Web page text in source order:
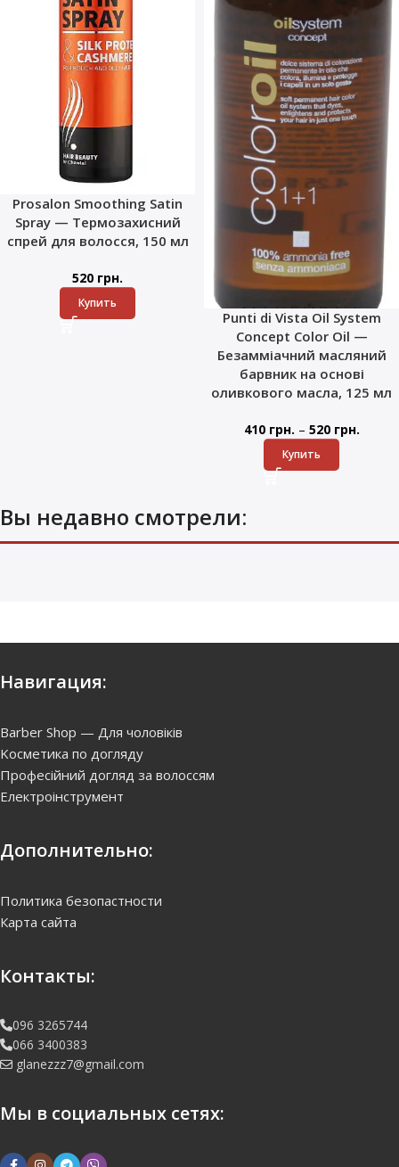
Prosalon Smoothing Satin
Spray — Термозахисний
спрей для волосся, 150 мл
520 грн.
Купить
Punti di Vista Oil System
Concept Color Oil —
Безамміачний масляний
барвник на основі
оливкового масла, 125 мл
410 грн. – 520 грн.
Купить
Вы недавно смотрели:
Навигация:
Barber Shop — Для чоловіків
Kосметика по догляду
Професійний догляд за волоссям
Електроінструмент
Дополнительно:
Политика безопастности
Карта сайта
Контакты:
096 3265744
066 3400383
glanezzz7@gmail.com
Мы в социальных сетях: